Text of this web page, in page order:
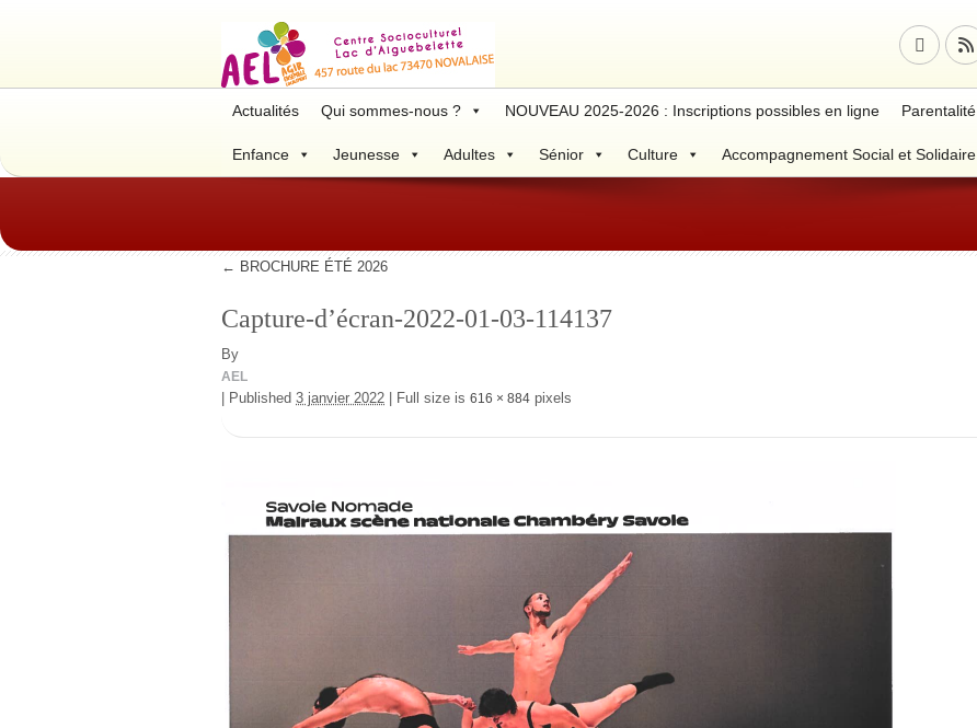
Actualités Qui sommes-nous ? NOUVEAU 2025-2026 : Inscriptions possibles en ligne Parentalité
Enfance Jeunesse Adultes Sénior Culture Accompagnement Social et Solidaire
← BROCHURE ÉTÉ 2026
Capture-d’écran-2022-01-03-114137
By
AEL
Published 3 janvier 2022 Full size is 616 × 884 pixels